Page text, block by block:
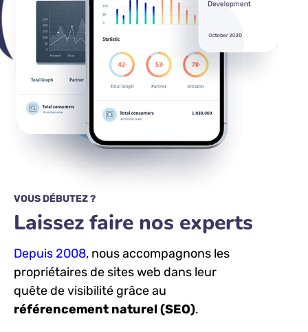
VOUS DÉBUTEZ ?
Laissez faire nos experts
Depuis 2008, nous accompagnons les
propriétaires de sites web dans leur
quête de visibilité grâce au
référencement naturel (SEO).